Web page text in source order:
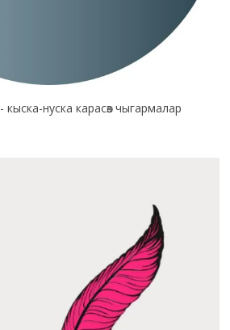
- кыска-нуска карасөз чыгармалар